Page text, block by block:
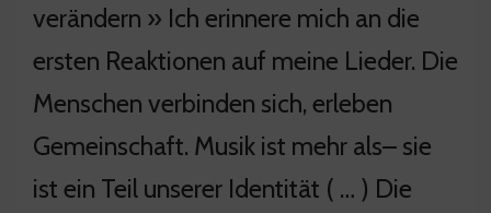
verändern » Ich erinnere mich an die
ersten Reaktionen auf meine Lieder. Die
Menschen verbinden sich, erleben
Gemeinschaft. Musik ist mehr als– sie
ist ein Teil unserer Identität ( … ) Die